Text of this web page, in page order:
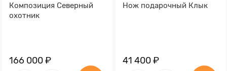
Композиция Северный
охотник
166 000 ₽
Нож подарочный Клык
41 400 ₽